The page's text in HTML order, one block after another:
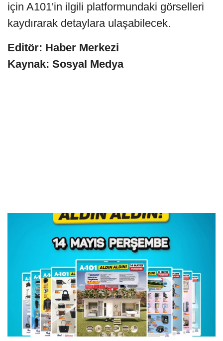
için A101'in ilgili platformundaki görselleri
kaydırarak detaylara ulaşabilecek.
Editör: Haber Merkezi
Kaynak: Sosyal Medya